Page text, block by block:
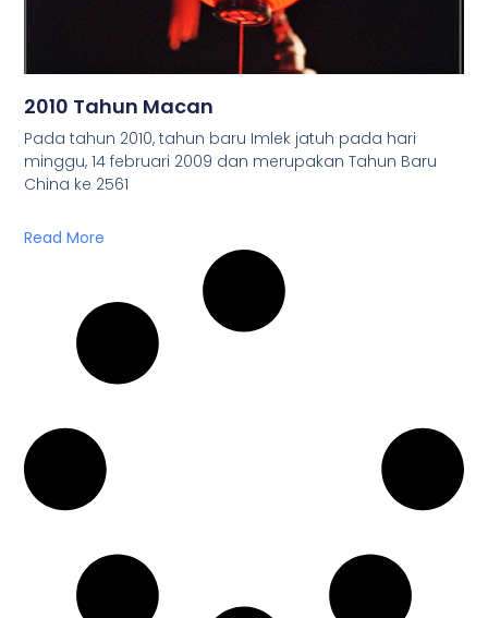
2010 Tahun Macan
Pada tahun 2010, tahun baru Imlek jatuh pada hari
minggu, 14 februari 2009 dan merupakan Tahun Baru
China ke 2561
Read More